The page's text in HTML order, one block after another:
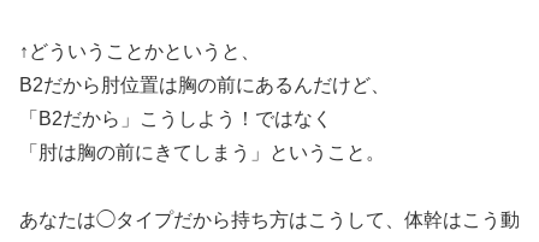
↑どういうことかというと、
B2だから肘位置は胸の前にあるんだけど、
「B2だから」こうしよう！ではなく
「肘は胸の前にきてしまう」ということ。
あなたは◯タイプだから持ち方はこうして、体幹はこう動